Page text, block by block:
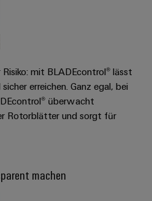
mit BLADEcontrol® lässt
erreichen. Ganz egal, bei
überwacht
Rotorblätter und sorgt für
machen